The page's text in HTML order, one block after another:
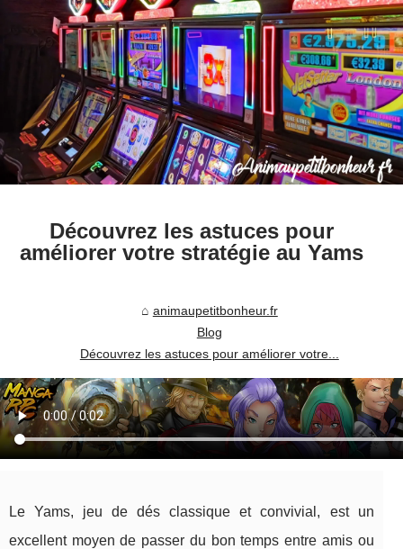
Découvrez les astuces pour
améliorer votre stratégie au Yams
animaupetitbonheur.fr
Blog
Découvrez les astuces pour améliorer votre...
Le Yams, jeu de dés classique et convivial, est un
excellent moyen de passer du bon temps entre amis ou